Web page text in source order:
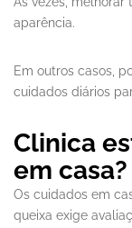
aparência.
Em outros casos,
cuidados diários
Clinica
em casa?
Os cuidados em
queixa exige